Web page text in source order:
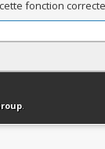
fonction
bas-débit
.